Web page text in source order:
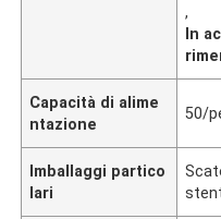
,
In
Capacità di alime
ntazione
50/
Imballaggi partico
lari